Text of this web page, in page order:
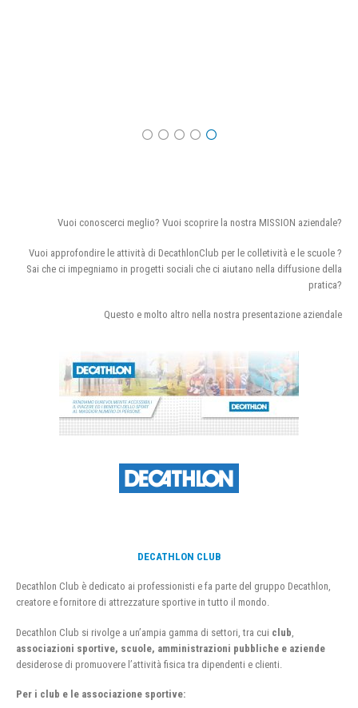
Vuoi conoscerci meglio? Vuoi scoprire la nostra MISSION aziendale?
Vuoi approfondire le attività di DecathlonClub per le colletività e le scuole ?
Sai che ci impegniamo in progetti sociali che ci aiutano nella diffusione della
pratica?
Questo e molto altro nella nostra presentazione aziendale
DECATHLON CLUB
Decathlon Club è dedicato ai professionisti e fa parte del gruppo Decathlon,
creatore e fornitore di attrezzature sportive in tutto il mondo.
Decathlon Club si rivolge a un’ampia gamma di settori, tra cui club
associazioni sportive, scuole, amministrazioni pubbliche e aziende
desiderose di promuovere l’attività fisica tra dipendenti e clienti.
Per i club e le associazione sportive: